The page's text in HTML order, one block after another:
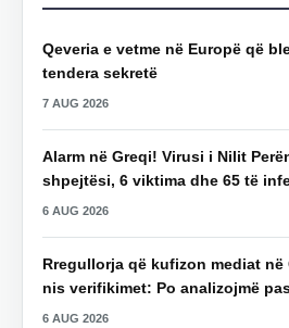
Qeveria e vetme në Europë që
tendera sekretë
7 AUG 2026
Alarm në Greqi! Virusi i Nilit
shpejtësi, 6 viktima dhe 65 të
6 AUG 2026
Rregullorja që kufizon mediat në
nis verifikimet: Po analizojmë
6 AUG 2026